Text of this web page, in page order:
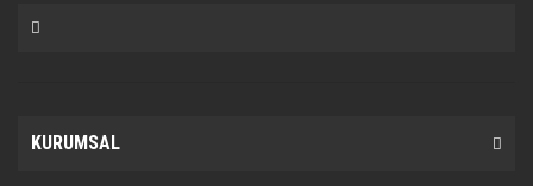
KURUMSAL